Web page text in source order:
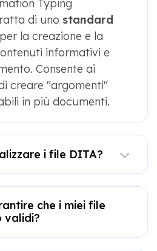
Typing
di uno standard
la creazione e la
informativi e
Consente ai
creare "argomenti"
in più documenti.
i file DITA?
che i miei file
validi?